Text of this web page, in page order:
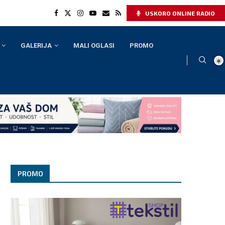
USKORO ONLINE RADIO
GALERIJA MALI OGLASI PROMO
PROMO